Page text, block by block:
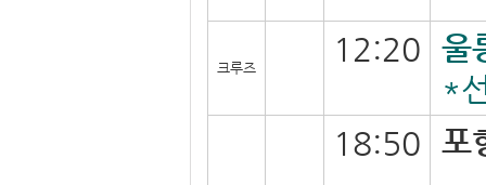
크루즈 12:20 울
*
18:50 포